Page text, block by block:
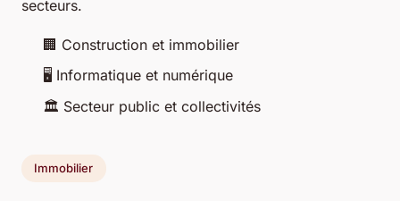
secteurs.
🏢 Construction et immobilier
🖥 Informatique et numérique
🏛 Secteur public et collectivités
Immobilier